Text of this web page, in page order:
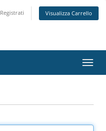
Registrati Visualizza Carrello
Attiva